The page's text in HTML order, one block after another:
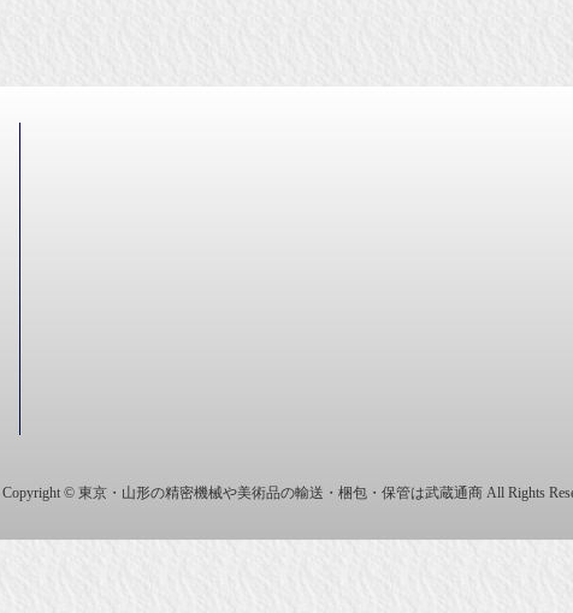
Copyright © 東京・山形の精密機械や美術品の輸送・梱包・保管は武蔵通商 All Rights